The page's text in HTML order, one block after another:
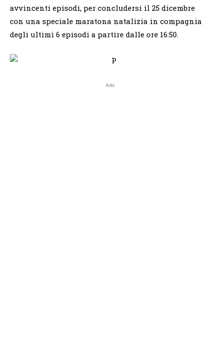
avvincenti episodi, per concludersi il 25 dicembre
con una speciale maratona natalizia in compagnia
degli ultimi 6 episodi a partire dalle ore 16:50.
Ads